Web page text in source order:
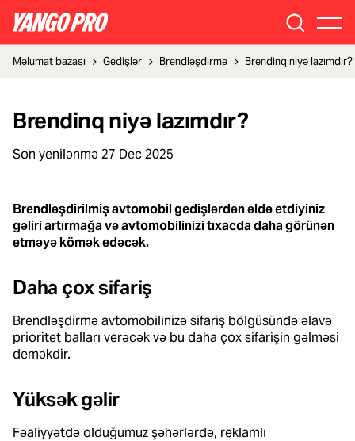
Məlumat bazası Gedişlər Brendləşdirmə Brendinq niyə lazımdır?
Brendinq niyə lazımdır?
Son yenilənmə 27 Dec 2025
Brendləşdirilmiş avtomobil gedişlərdən əldə etdiyiniz
gəliri artırmağa və avtomobilinizi tıxacda daha görünən
etməyə kömək edəcək.
Daha çox sifariş
Brendləşdirmə avtomobilinizə sifariş bölgüsündə əlavə
prioritet balları verəcək və bu daha çox sifarişin gəlməsi
deməkdir.
Yüksək gəlir
Fəaliyyətdə olduğumuz şəhərlərdə, reklamlı